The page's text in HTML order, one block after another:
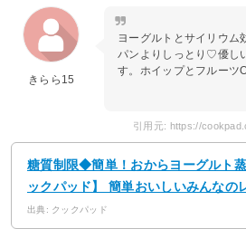
きらら15
ヨーグルトとサイリウム
パンよりしっとり♡優し
す。ホイップとフルーツ
引用元: https://
糖質制限◆簡単！おからヨーグルト
ックパッド】 簡単おいしいみんなの
出典: クックパッド